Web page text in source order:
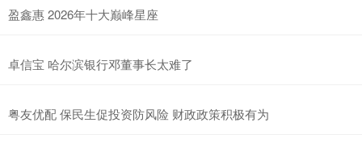
盈鑫惠 2026年十大巅峰星座
卓信宝 哈尔滨银行邓董事长太难了
粤友优配 保民生促投资防风险 财政政策积极有为